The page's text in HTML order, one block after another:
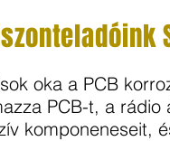
oka a PCB
PCB-t, a
komponeneseit,